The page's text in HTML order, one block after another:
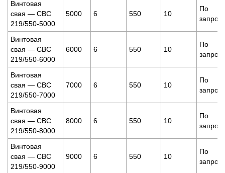
Винтовая
свая — СВС
219/550-5000
5000 6 550 10
По
запросу
Винтовая
свая — СВС
219/550-6000
6000 6 550 10
По
запросу
Винтовая
свая — СВС
219/550-7000
7000 6 550 10
По
запросу
Винтовая
свая — СВС
219/550-8000
8000 6 550 10
По
запросу
Винтовая
свая — СВС
219/550-9000
9000 6 550 10
По
запросу